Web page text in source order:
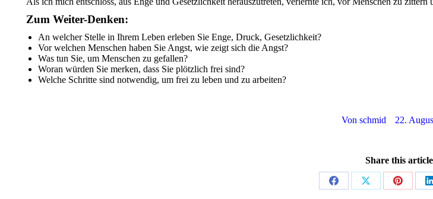
Zum Weiter-Denken:
An welcher Stelle in Ihrem Leben erleben Sie Enge, Druck, Gesetzlichkeit?
Vor welchen Menschen haben Sie Angst, wie zeigt sich die Angst?
Was tun Sie, um Menschen zu gefallen?
Woran würden Sie merken, dass Sie plötzlich frei sind?
Welche Schritte sind notwendig, um frei zu leben und zu arbeiten?
Von schmid 22.
Share this article
Teilen
Teilen
Teilen